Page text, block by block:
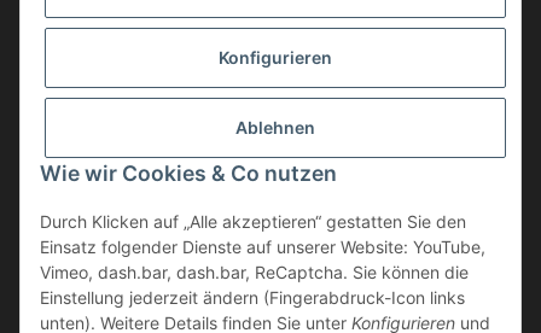
Konfigurieren
Ablehnen
Wie wir Cookies & Co nutzen
Durch Klicken auf „Alle akzeptieren“ gestatten Sie den
Einsatz folgender Dienste auf unserer Website: YouTube,
Vimeo, dash.bar, dash.bar, ReCaptcha. Sie können die
Einstellung jederzeit ändern (Fingerabdruck-Icon links
unten). Weitere Details finden Sie unter Konfigurieren und
Newsletter Abonnieren